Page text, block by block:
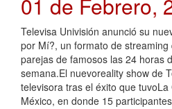
Televisa Univisión anunció su
por Mí?, un formato de
parejas de famosos las 24 horas
semana.El nuevoreality show de
televisora tras el éxito que
México, en donde 15